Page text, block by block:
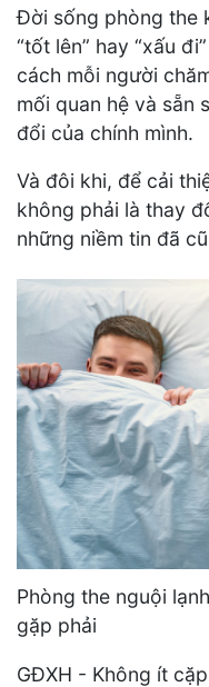
Đời sống phòng the
“tốt lên” hay “xấu
cách mỗi người
mối quan hệ và sẵn
đổi của chính mình.
Và đôi khi, để cải
không phải là thay
những niềm tin đã
Phòng the nguội
gặp phải
GĐXH - Không ít